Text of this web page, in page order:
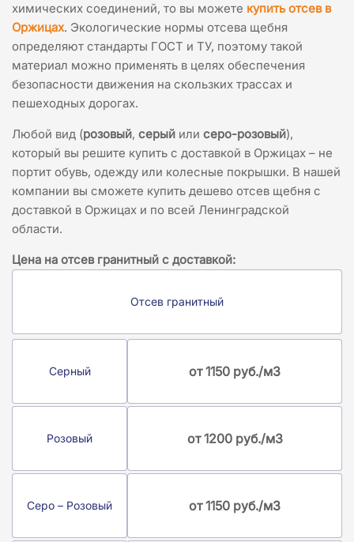
химических соединений, то вы можете купить отсев в
Оржицах. Экологические нормы отсева щебня
определяют стандарты ГОСТ и ТУ, поэтому такой
материал можно применять в целях обеспечения
безопасности движения на скользких трассах и
пешеходных дорогах.
Любой вид (розовый, серый или серо-розовый),
который вы решите купить с доставкой в Оржицах – не
портит обувь, одежду или колесные покрышки. В нашей
компании вы сможете купить дешево отсев щебня с
доставкой в Оржицах и по всей Ленинградской
области.
Цена на отсев гранитный с доставкой:
Отсев гранитный
Серный
Розовый
Серо – Розовый
от 1150 руб./м3
от 1200 руб./м3
от 1150 руб./м3